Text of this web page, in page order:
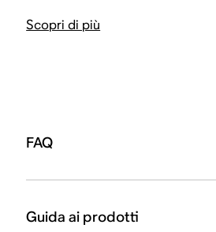
Scopri di più
FAQ
Guida ai prodotti